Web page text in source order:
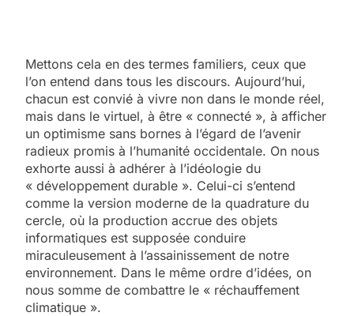
Mettons cela en des termes familiers, ceux que
l’on entend dans tous les discours. Aujourd’hui,
chacun est convié à vivre non dans le monde réel,
mais dans le virtuel, à être « connecté », à afficher
un optimisme sans bornes à l’égard de l’avenir
radieux promis à l’humanité occidentale. On nous
exhorte aussi à adhérer à l’idéologie du
« développement durable ». Celui-ci s’entend
comme la version moderne de la quadrature du
cercle, où la production accrue des objets
informatiques est supposée conduire
miraculeusement à l’assainissement de notre
environnement. Dans le même ordre d’idées, on
nous somme de combattre le « réchauffement
climatique ».